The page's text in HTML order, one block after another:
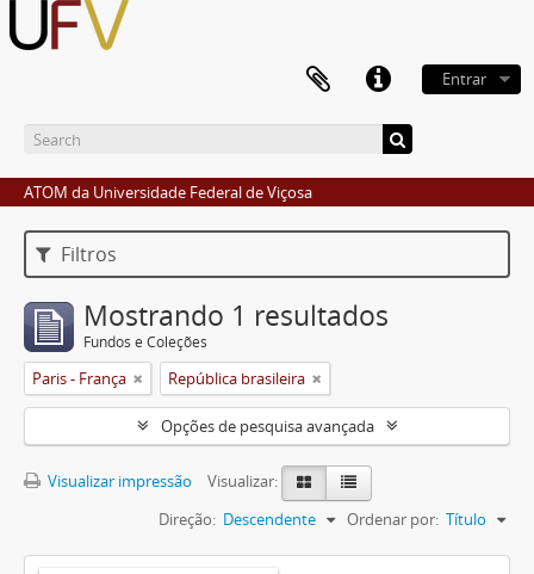
Entrar
ATOM da Universidade Federal de Viçosa
Filtros
Mostrando 1 resultados
Fundos e Coleções
Paris - França República brasileira
Opções de pesquisa avançada
Visualizar impressão
Visualizar:
Ordenar por: Título
Direção: Descendente